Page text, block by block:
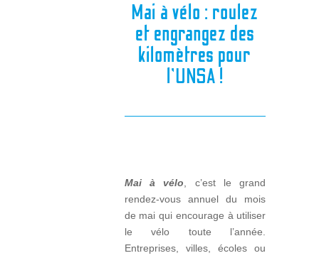
Mai à vélo : roulez
et engrangez des
kilomètres pour
l’UNSA !
Mai à vélo , c’est le grand
rendez-vous annuel du mois
de mai qui encourage à utiliser
le vélo toute l’année.
Entreprises, villes, écoles ou